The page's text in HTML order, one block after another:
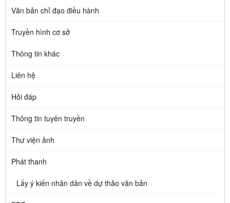
Văn bản chỉ đạo điều hành
Truyền hình cơ sở
Thông tin khác
Liên hệ
Hỏi đáp
Thông tin tuyên truyền
Thư viện ảnh
Phát thanh
Lấy ý kiến nhân dân về dự thảo văn bản